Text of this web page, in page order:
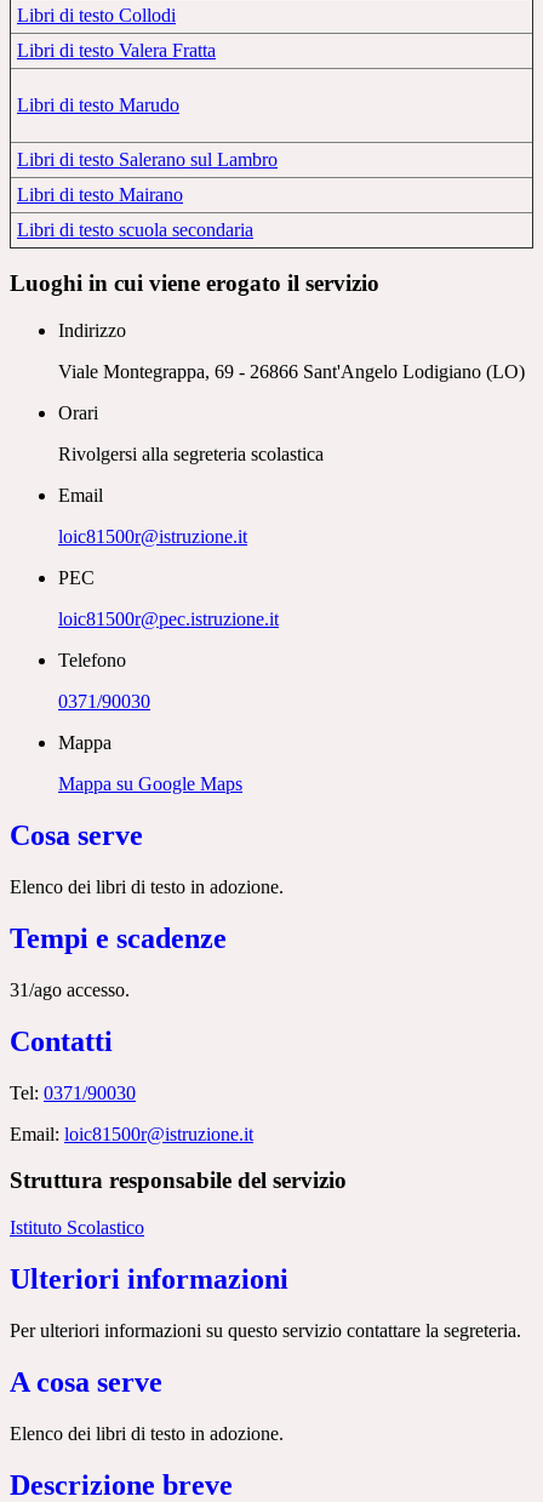
Libri di testo Collodi
Libri di testo Valera Fratta
Libri di testo Marudo
Libri di testo Salerano sul Lambro
Libri di testo Mairano
Libri di testo scuola secondaria
Luoghi in cui viene erogato il servizio
Indirizzo
Viale Montegrappa, 69 - 26866 Sant'Angelo Lodigiano (LO)
Orari
Rivolgersi alla segreteria scolastica
Email
loic81500r@istruzione.it
PEC
loic81500r@pec.istruzione.it
Telefono
0371/90030
Mappa
Mappa su Google Maps
Cosa serve
Elenco dei libri di testo in adozione.
Tempi e scadenze
31/ago accesso.
Contatti
Tel: 0371/90030
Email: loic81500r@istruzione.it
Struttura responsabile del servizio
Istituto Scolastico
Ulteriori informazioni
Per ulteriori informazioni su questo servizio contattare la segreteria.
A cosa serve
Elenco dei libri di testo in adozione.
Descrizione breve